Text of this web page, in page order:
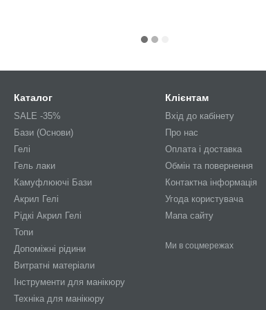
Каталог
SALE -35%
Бази (Основи)
Гелі
Гель лаки
Камуфлюючі Бази
Акрил Гелі
Рідкі Акрил Гелі
Топи
Допоміжні рідини
Витратні матеріали
Інструменти для манікюру
Техніка для манікюру
Клієнтам
Вхід до кабінету
Про нас
Оплата і доставка
Обмін та повернення
Контактна інформація
Угода користувача
Мапа сайту
Ми в соцмережах